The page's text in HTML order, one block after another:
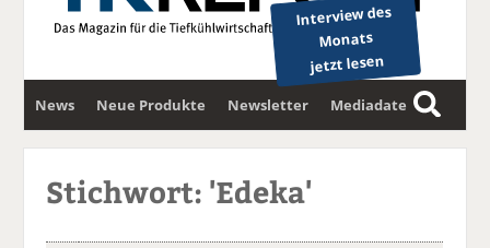
Interview des
Monats
jetzt lesen
News Neue Produkte Newsletter Mediadaten
S
u
Stichwort: 'Edeka'